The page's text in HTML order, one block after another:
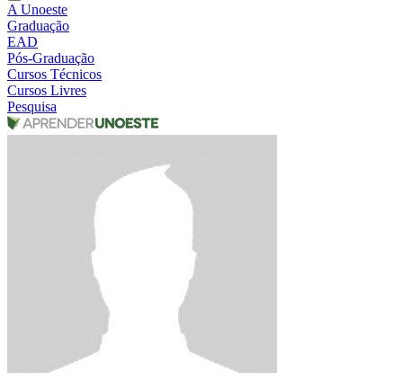
A Unoeste
Graduação
EAD
Pós-Graduação
Cursos Técnicos
Cursos Livres
Pesquisa